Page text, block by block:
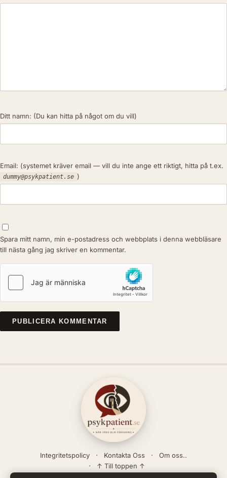
Ditt namn: (Du kan hitta på något om du vill)
Email: (systemet kräver email — vill du inte ange ett riktigt, hitta på t.ex.
dummy@psykpatient.se )
Spara mitt namn, min e-postadress och webbplats i denna webbläsare
till nästa gång jag skriver en kommentar.
Integritetspolicy Kontakta Oss
Om oss..
↑ Till toppen ↑